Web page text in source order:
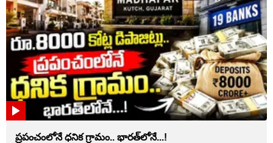
ప్రపంచంలోనే ధనిక గ్రామం.. భారత్‌లోనే...!